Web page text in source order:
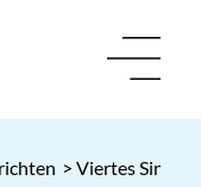
> Viertes